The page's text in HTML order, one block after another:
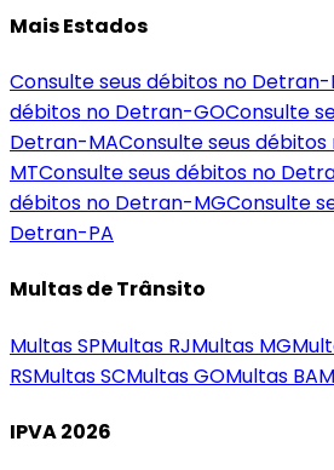
Mais Estados
Consulte seus débitos no Detran-
débitos no Detran-GOConsulte
Detran-MAConsulte seus
MTConsulte seus débitos no
débitos no Detran-MGConsulte
Detran-PA
Multas de Trânsito
MultasSPMultas RJMultas MG
RSMultasSCMultasGOMultas BA
IPVA 2026